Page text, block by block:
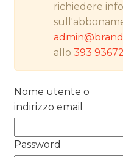
RICERCHE
NORMATIVE
TREND
richiedere
allo393
Nome utente o
indirizzo email
Password